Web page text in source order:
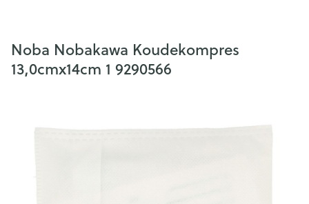
Noba Nobakawa Koudekompres
13,0cmx14cm 1 9290566